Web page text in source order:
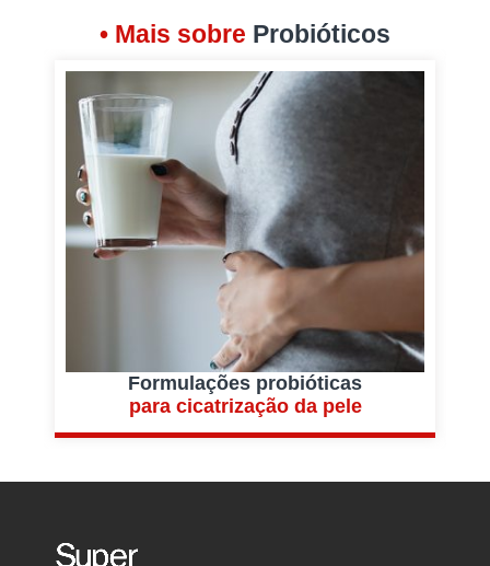
• Mais sobre Probióticos
Formulações probióticas
para cicatrização da pele